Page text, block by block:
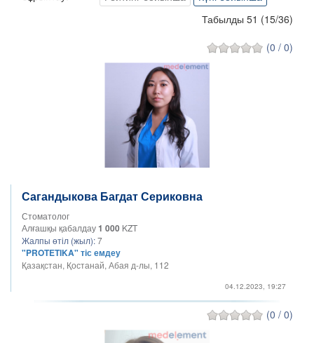
Табылды 51 (15/36)
(0 / 0)
Сагандыкова Багдат Сериковна
Стоматолог
Алғашқы қабалдау1 000 KZT
Жалпы өтіл (жыл):7
"PROTETIKA" тіс емдеу
Қазақстан, Қостанай, Абая д-лы, 112
04.12.2023, 19:27
(0 / 0)